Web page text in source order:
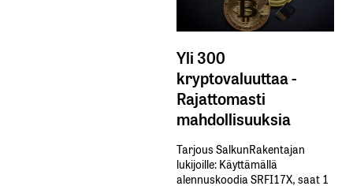
Yli 300
kryptovaluuttaa -
Rajattomasti
mahdollisuuksia
Tarjous SalkunRakentajan
lukijoille: Käyttämällä​ ​
alennuskoodia​ ​SRFI17X,​ ​saat​ ​1